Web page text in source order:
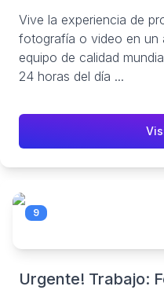
Vive la experiencia de
fotografía o video en un
equipo de calidad
24 horas del día ...
9
Urgente! Trabajo: